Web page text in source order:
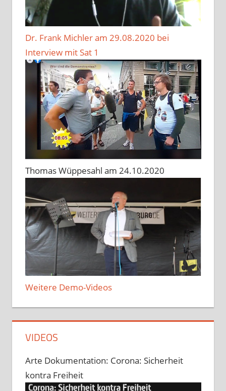
Dr. Frank Michler am 29.08.2020 bei
Interview mit Sat 1
Thomas Wüppesahl am 24.10.2020
Weitere Demo-Videos
VIDEOS
Arte Dokumentation: Corona: Sicherheit
kontra Freiheit